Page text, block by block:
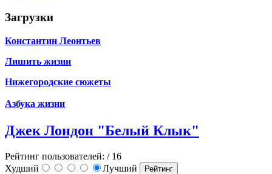
Загрузки
Константин Леонтьев
Лишить жизни
Нижегородские сюжеты
Азбука жизни
Джек Лондон "Белый Клык"
Рейтинг пользователей: / 16
Худший
Лучший